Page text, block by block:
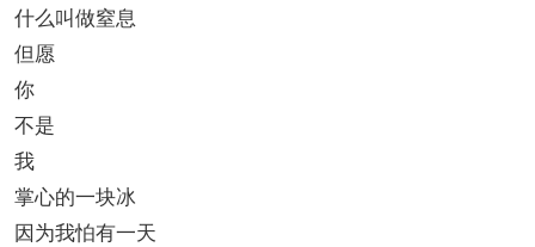
什么叫做窒息
但愿
你
不是
我
掌心的一块冰
因为我怕有一天